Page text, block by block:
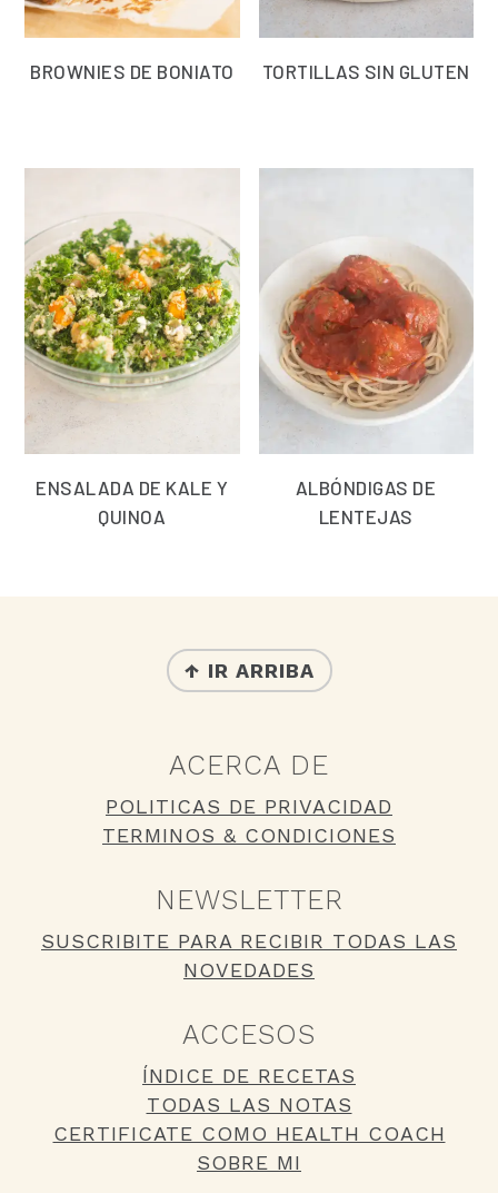
BROWNIES DE BONIATO TORTILLAS SIN GLUTEN
ENSALADA DE KALE Y
QUINOA
ALBÓNDIGAS DE
LENTEJAS
↑ IR ARRIBA
ACERCA DE
POLITICAS DE PRIVACIDAD
TERMINOS & CONDICIONES
NEWSLETTER
SUSCRIBITE PARA RECIBIR TODAS LAS
NOVEDADES
ACCESOS
ÍNDICE DE RECETAS
TODAS LAS NOTAS
CERTIFICATE COMO HEALTH COACH
SOBRE MI